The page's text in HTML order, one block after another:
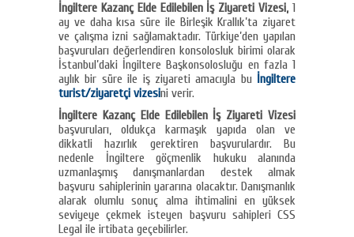
İngiltere Kazanç Elde Edilebilen İş Ziyareti Vizesi, 1
ay ve daha kısa süre ile Birleşik Krallık’ta ziyaret
ve çalışma izni sağlamaktadır. Türkiye’den yapılan
başvuruları değerlendiren konsolosluk birimi olarak
İstanbul’daki İngiltere Başkonsolosluğu en fazla 1
aylık bir süre ile iş ziyareti amacıyla bu İngiltere
turist/ziyaretçi vizesini verir.
İngiltere Kazanç Elde Edilebilen İş Ziyareti Vizesi
başvuruları, oldukça karmaşık yapıda olan ve
dikkatli hazırlık gerektiren başvurulardır. Bu
nedenle İngiltere göçmenlik hukuku alanında
uzmanlaşmış danışmanlardan destek almak
başvuru sahiplerinin yararına olacaktır. Danışmanlık
alarak olumlu sonuç alma ihtimalini en yüksek
seviyeye çekmek isteyen başvuru sahipleri CSS
Legal ile irtibata geçebilirler.